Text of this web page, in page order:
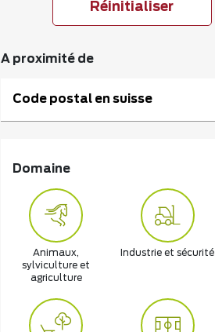
Réinitialiser
A proximité de
Code postal en suisse
Domaine
Animaux,
sylviculture et
agriculture
Industrie et sécurité